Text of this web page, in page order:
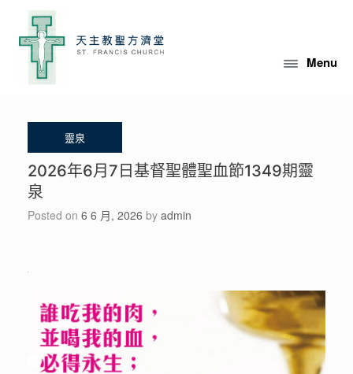
content
Menu
2026年6月7日基督聖體聖血節1349期靈
泉
Posted on 6 6 月, 2026 by admin